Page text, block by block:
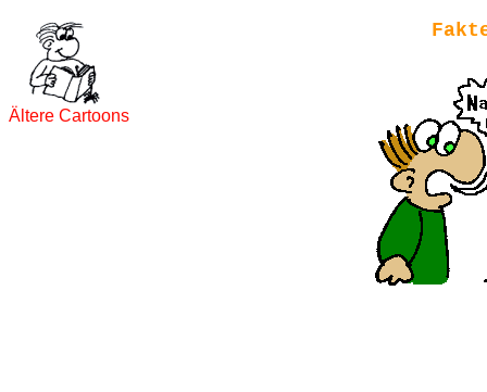
Ältere Cartoons